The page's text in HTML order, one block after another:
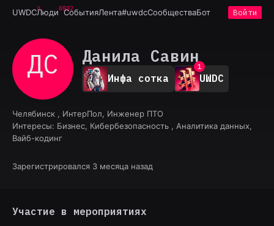
UWDCЛюди6932
СобытияЛента#uwdcСообществаБот Войти
ДС Данила Савин
Инфа сотка
0
1
2
3
6
UWDC
Челябинск , ИнтерПол, Инженер ПТО
Интересы: Бизнес, Кибербезопасность , Аналитика данных,
Вайб-кодинг
Зарегистрировался 3 месяца назад
Участие в мероприятиях